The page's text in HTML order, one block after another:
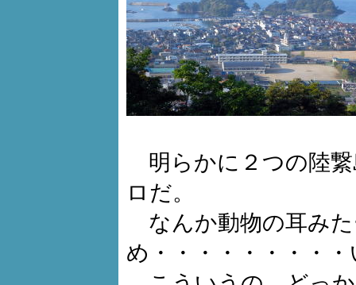
明らかに２つの陸
ロだ。
なんか動物の耳み
め・・・・・・・・